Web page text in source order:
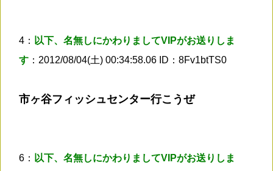
4： 以下、名無しにかわりましてVIPがお送りしま
す ：2012/08/04(土) 00:34:58.06 ID：8Fv1btTS0
市ヶ谷フィッシュセンター行こうぜ
6： 以下、名無しにかわりましてVIPがお送りしま